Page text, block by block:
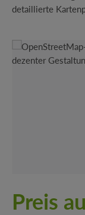
detaillierte
Bildergalerie
Preis